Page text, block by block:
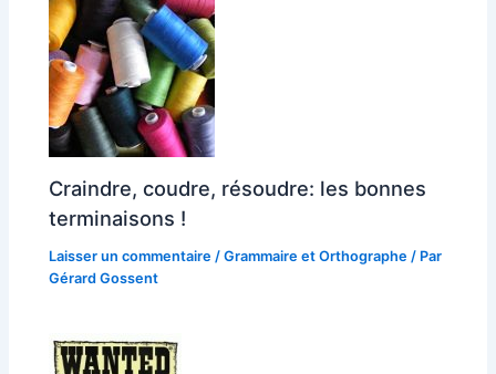
Craindre, coudre, résoudre: les bonnes
terminaisons !
Laisser un commentaire /Grammaire et Orthographe / Par
Gérard Gossent